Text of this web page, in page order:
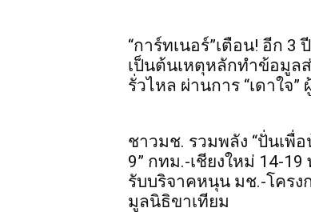
“การ์ทเนอร์”เตือน! อีก 3
เป็นต้นเหตุหลักทำข้อมูล
รั่วไหล ผ่านการ “เดาใจ”
ชาวมช. รวมพลัง “ปั่นเพื่
9” กทม.-เชียงใหม่ 14-19
รับบริจาคหนุน มช.-โครง
มูลนิธิขาเทียม